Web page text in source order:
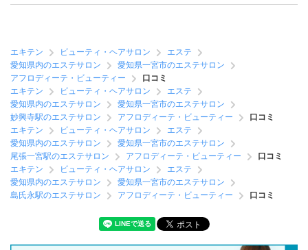
エキテン ビューティ・ヘアサロン
エステ
愛知県内のエステサロン
愛知県一宮市のエステサロン
アフロディーテ・ビューティー
口コミ
エキテン
ビューティ・ヘアサロン
エステ
愛知県内のエステサロン
愛知県一宮市のエステサロン
妙興寺駅のエステサロン
アフロディーテ・ビューティー
口コミ
エキテン
ビューティ・ヘアサロン
エステ
愛知県内のエステサロン
愛知県一宮市のエステサロン
尾張一宮駅のエステサロン
アフロディーテ・ビューティー
口コミ
エキテン
ビューティ・ヘアサロン
エステ
愛知県内のエステサロン
愛知県一宮市のエステサロン
島氏永駅のエステサロン
アフロディーテ・ビューティー 口コミ